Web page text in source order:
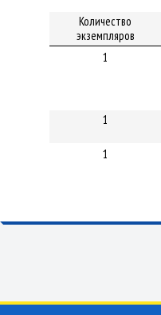
Количество
экземпляров
1
1
1